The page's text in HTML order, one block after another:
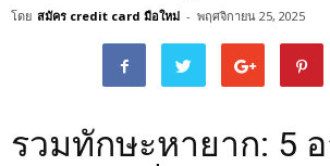
โดย สมัคร credit card มือใหม่ - พฤศจิกายน 25, 2025
รวมทักษะหายาก: 5